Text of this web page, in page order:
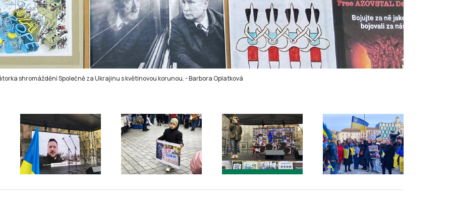
shromáždění Společně za Ukrajinu s květinovou korunou.-Barbora Oplatková